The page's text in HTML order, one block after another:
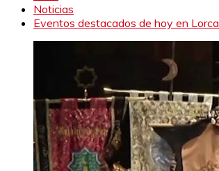
Noticias
Eventos destacados de hoy en Lorca